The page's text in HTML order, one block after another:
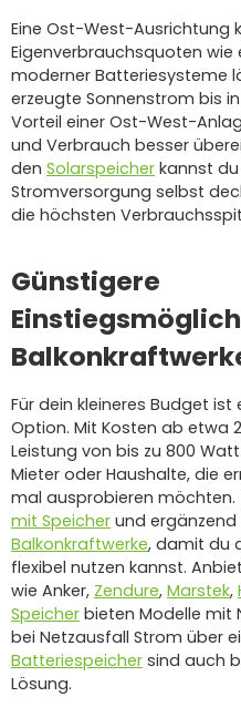
Eine Ost-West-Ausrichtung
Eigenverbrauchsquoten wie
moderner Batteriesysteme
erzeugte Sonnenstrom bis
Vorteil einer Ost-West-
und Verbrauch besser
den Solarspeicher kannst du
Stromversorgung selbst
die höchsten
Günstigere
Für dein kleineres Budget ist
Option. Mit Kosten ab etwa
Leistung von bis zu 800
Mieter oder Haushalte, die
mal ausprobieren
mit Speicher und ergänzend
Balkonkraftwerke, damit du
flexibel nutzen kannst.
wie Anker, Zendure, Marstek,
Speicher bieten Modelle mit
bei Netzausfall Strom über
Batteriespeicher sind auch
Lösung.